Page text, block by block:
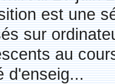
est une
sur
au
d'enseig...